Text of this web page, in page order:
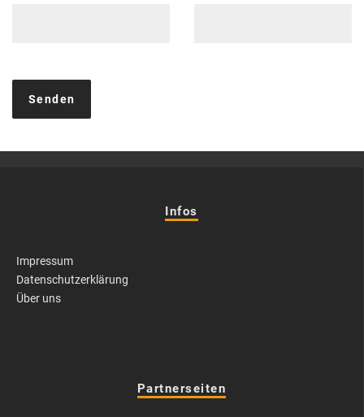
Infos
Impressum
Datenschutzerklärung
Über uns
Partnerseiten